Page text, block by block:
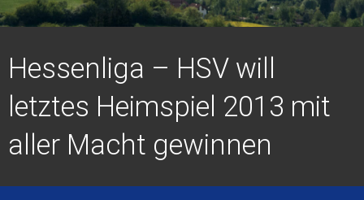
Hessenliga – HSV will
letztes Heimspiel 2013 mit
aller Macht gewinnen